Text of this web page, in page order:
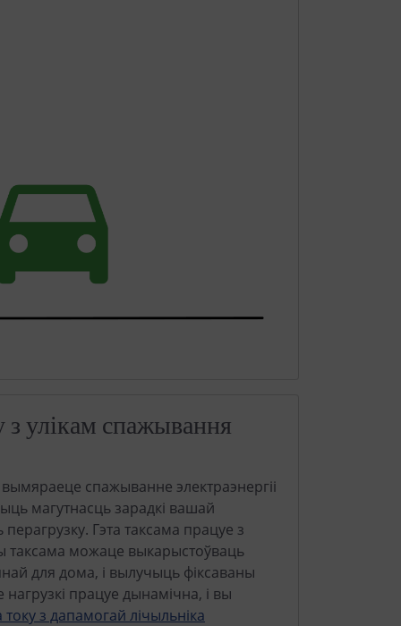
з улікам спажывання
спажыванне электраэнергіі
магутнасць зарадкі вашай
Гэта таксама працуе з
таксама можаце выкарыстоўваць
для дома, і вылучыць фіксаваны
працуе дынамічна, і вы
з дапамогай лічыльніка